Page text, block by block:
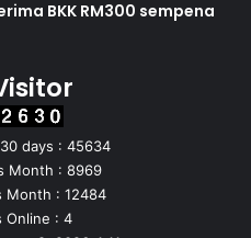
BKK RM300 sempena
days : 45634
Month : 8969
: 12484
Online : 4